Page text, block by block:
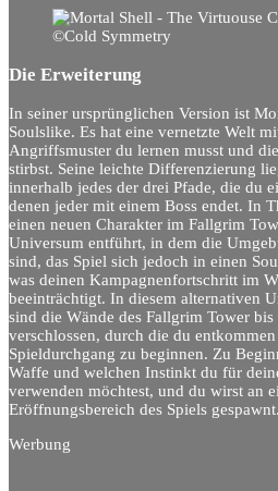
©Cold Symmetry
Die Erweiterung
In seiner ursprünglichen Version ist
Soulslike. Es hat eine vernetzte Welt
Angriffsmuster du lernen musst und
stirbst. Seine leichte Differenzierung
innerhalb jedes der drei Pfade, die du
denen jeder mit einem Boss endet. In
einen neuen Charakter im Fallgrim
Universum entführt, in dem die
sind, das Spiel sich jedoch in einen
was deinen Kampagnenfortschritt im
beeinträchtigt. In diesem alternativen
sind die Wände des Fallgrim Tower bis
verschlossen, durch die du
Spieldurchgang zu beginnen. Zu
Waffe und welchen Instinkt du für
verwenden möchtest, und du wirst an
Eröffnungsbereich des Spiels gespawnt.
Werbung